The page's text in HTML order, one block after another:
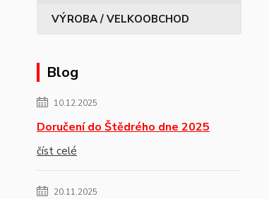
VÝROBA / VELKOOBCHOD
Blog
10.12.2025
Doručení do Štědrého dne 2025
číst celé
20.11.2025